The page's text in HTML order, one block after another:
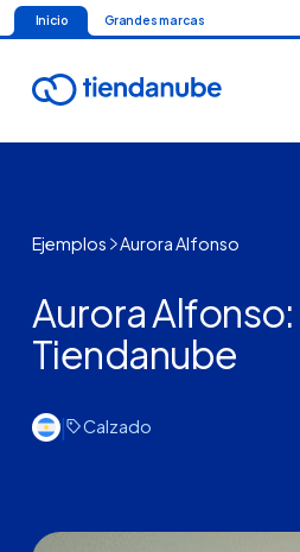
Inicio Grandes marcas
Ejemplos Aurora Alfonso
Aurora
Tiendanube
| Calzado